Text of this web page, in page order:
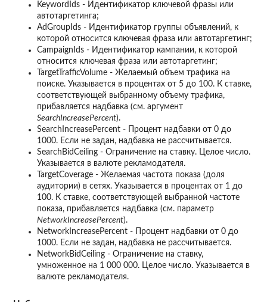
KeywordIds - Идентификатор ключевой фразы или
автотаргетинга;
AdGroupIds - Идентификатор группы объявлений, к
которой относится ключевая фраза или автотаргетинг;
CampaignIds - Идентификатор кампании, к которой
относится ключевая фраза или автотаргетинг;
TargetTrafficVolume - Желаемый объем трафика на
поиске. Указывается в процентах от 5 до 100. К ставке,
соответствующей выбранному объему трафика,
прибавляется надбавка (см. аргумент
SearchIncreasePercent).
SearchIncreasePercent - Процент надбавки от 0 до
1000. Если не задан, надбавка не рассчитывается.
SearchBidCeiling - Ограничение на ставку. Целое число.
Указывается в валюте рекламодателя.
TargetCoverage - Желаемая частота показа (доля
аудитории) в сетях. Указывается в процентах от 1 до
100. К ставке, соответствующей выбранной частоте
показа, прибавляется надбавка (см. параметр
NetworkIncreasePercent).
NetworkIncreasePercent - Процент надбавки от 0 до
1000. Если не задан, надбавка не рассчитывается.
NetworkBidCeiling - Ограничение на ставку,
умноженное на 1 000 000. Целое число. Указывается в
валюте рекламодателя.